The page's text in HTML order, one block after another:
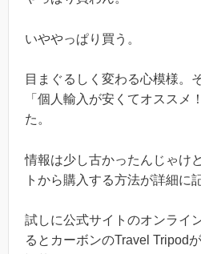
いややっぱり買う。
目まぐるしく変わる心模様。
「個人輸入が安くてオススメ
た。
情報は少し古かったんじゃけ
トから購入する方法が詳細に
試しに公式サイトのオンライ
るとカーボンのTravel Tripod